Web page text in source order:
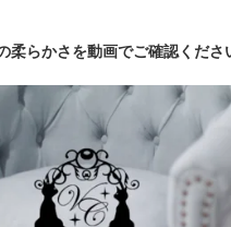
柔らかさを動画でご確認くださ